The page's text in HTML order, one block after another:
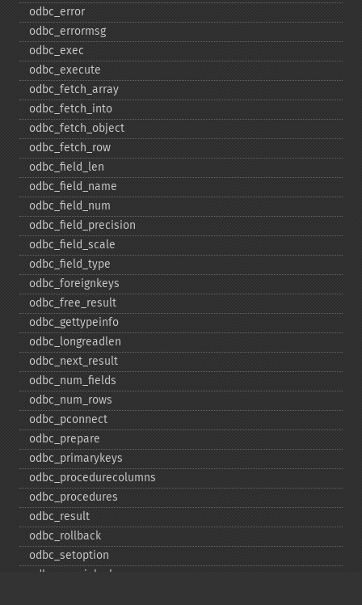
odbc_​error
odbc_​errormsg
odbc_​exec
odbc_​execute
odbc_​fetch_​array
odbc_​fetch_​into
odbc_​fetch_​object
odbc_​fetch_​row
odbc_​field_​len
odbc_​field_​name
odbc_​field_​num
odbc_​field_​precision
odbc_​field_​scale
odbc_​field_​type
odbc_​foreignkeys
odbc_​free_​result
odbc_​gettypeinfo
odbc_​longreadlen
odbc_​next_​result
odbc_​num_​fields
odbc_​num_​rows
odbc_​pconnect
odbc_​prepare
odbc_​primarykeys
odbc_​procedurecolumns
odbc_​procedures
odbc_​result
odbc_​rollback
odbc_​setoption
odbc_​specialcolumns